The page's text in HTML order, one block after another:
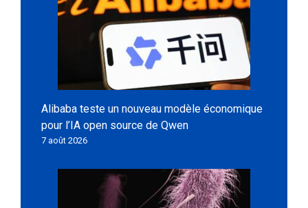
Alibaba teste un nouveau modèle économique
pour l’IA open source de Qwen
7 août 2026